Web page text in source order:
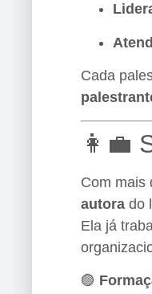
Cada
👩‍💼
Com mais
autora do
Ela já
🟣